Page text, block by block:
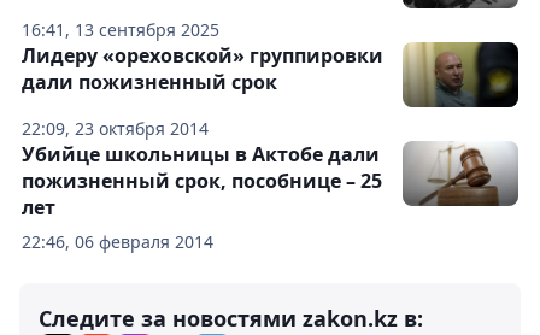
16:41, 13 сентября 2025
22:09, 23 октября 2014
Лидеру «ореховской» группировки
дали пожизненный срок
22:46, 06 февраля 2014
Убийце школьницы в Актобе дали
пожизненный срок, пособнице – 25
лет
Следите за новостями zakon.kz в: